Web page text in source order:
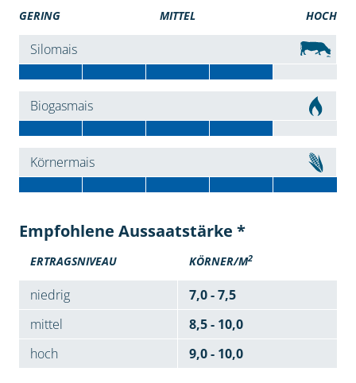
GERING MITTEL HOCH
Silomais
Biogasmais
Körnermais
Empfohlene Aussaatstärke *
ERTRAGSNIVEAU KÖRNER/M2
niedrig
7,0 - 7,5
mittel
8,5 - 10,0
hoch
9,0 - 10,0